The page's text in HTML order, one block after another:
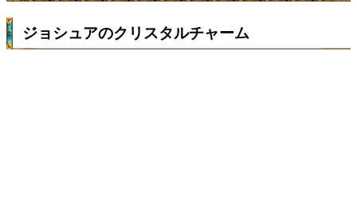
ジョシュアのクリスタルチャーム